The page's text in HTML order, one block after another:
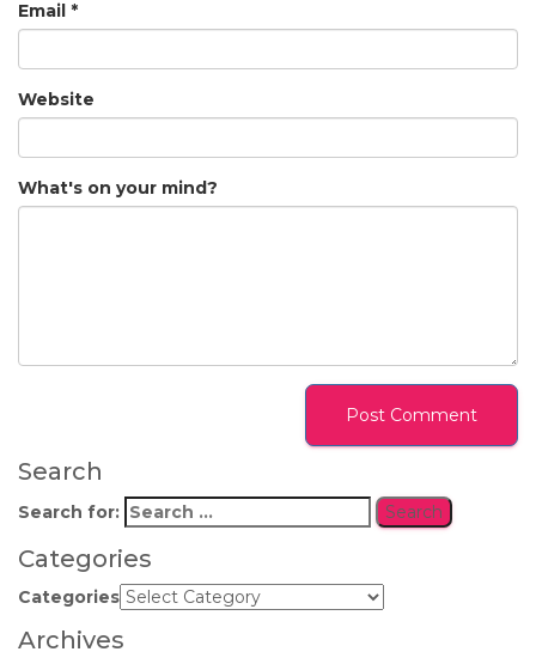
Email *
Website
What's on your mind?
Search
Search for:
Categories
Categories
Archives